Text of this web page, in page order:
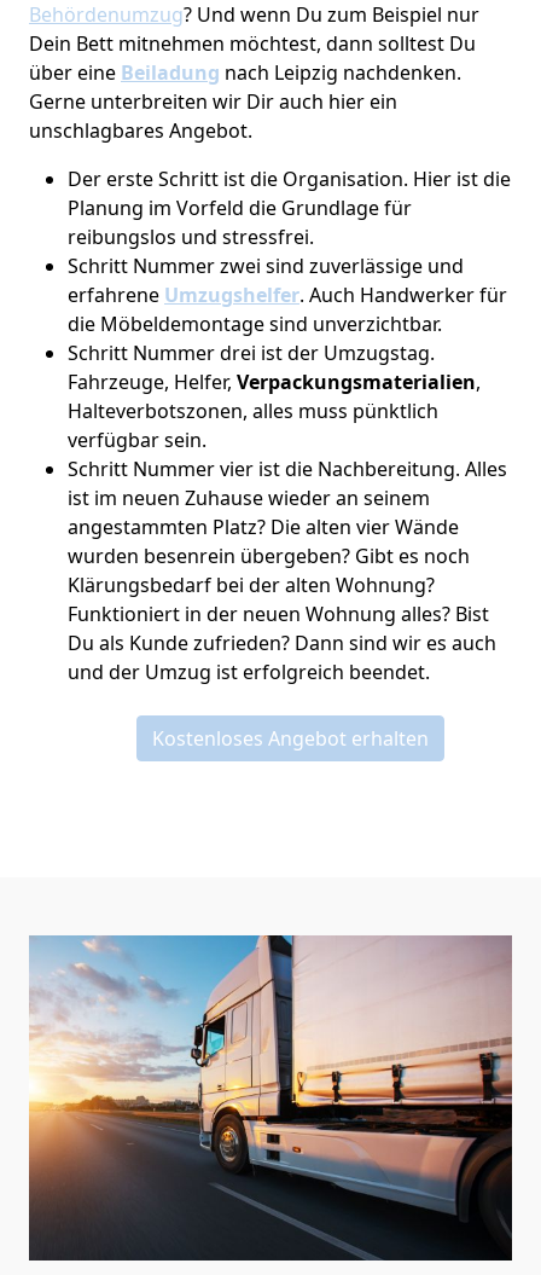
Behördenumzug? Und wenn Du zum Beispiel nur
Dein Bett mitnehmen möchtest, dann solltest Du
über eine Beiladung nach Leipzig nachdenken.
Gerne unterbreiten wir Dir auch hier ein
unschlagbares Angebot.
Der erste Schritt ist die Organisation. Hier ist die
Planung im Vorfeld die Grundlage für
reibungslos und stressfrei.
Schritt Nummer zwei sind zuverlässige und
erfahrene Umzugshelfer. Auch Handwerker für
die Möbeldemontage sind unverzichtbar.
Schritt Nummer drei ist der Umzugstag.
Fahrzeuge, Helfer, Verpackungsmaterialien,
Halteverbotszonen, alles muss pünktlich
verfügbar sein.
Schritt Nummer vier ist die Nachbereitung. Alles
ist im neuen Zuhause wieder an seinem
angestammten Platz? Die alten vier Wände
wurden besenrein übergeben? Gibt es noch
Klärungsbedarf bei der alten Wohnung?
Funktioniert in der neuen Wohnung alles? Bist
Du als Kunde zufrieden? Dann sind wir es auch
und der Umzug ist erfolgreich beendet.
Kostenloses Angebot erhalten